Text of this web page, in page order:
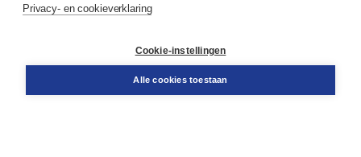
Bestellen
Privacy- en cookieverklaring
Cookie-instellingen
Alle cookies toestaan